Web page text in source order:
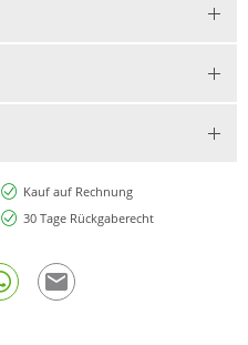
Kauf auf Rechnung
30 Tage Rückgaberecht